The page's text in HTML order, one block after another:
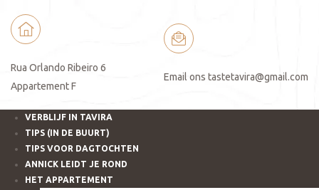
Rua Orlando Ribeiro 6
Appartement F
Email ons tastetavira@gmail.com
VERBLIJF IN TAVIRA
TIPS (IN DE BUURT)
TIPS VOOR DAGTOCHTEN
ANNICK LEIDT JE ROND
HET APPARTEMENT